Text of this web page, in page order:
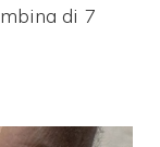
di 7